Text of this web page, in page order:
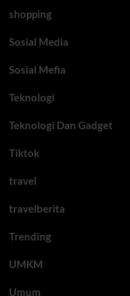
shopping
Sosial Media
Sosial Mefia
Teknologi
Teknologi Dan Gadget
Tiktok
travel
travelberita
Trending
UMKM
Umum